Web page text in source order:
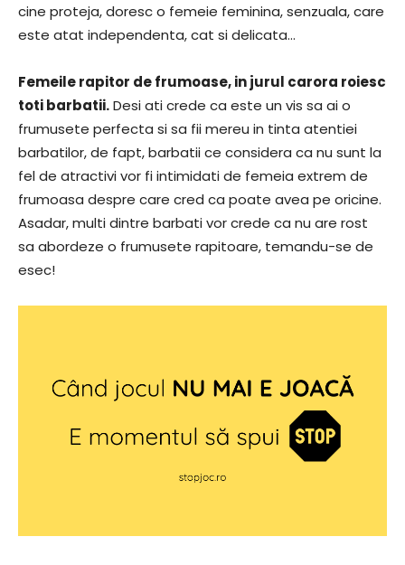
cine proteja, doresc o femeie feminina, senzuala, care
este atat independenta, cat si delicata…
Femeile rapitor de frumoase, in jurul carora roiesc
toti barbatii.Desi ati crede ca este un vis sa ai o
frumusete perfecta si sa fii mereu in tinta atentiei
barbatilor, de fapt, barbatii ce considera ca nu sunt la
fel de atractivi vor fi intimidati de femeia extrem de
frumoasa despre care cred ca poate avea pe oricine.
Asadar, multi dintre barbati vor crede ca nu are rost
sa abordeze o frumusete rapitoare, temandu-se de
esec!